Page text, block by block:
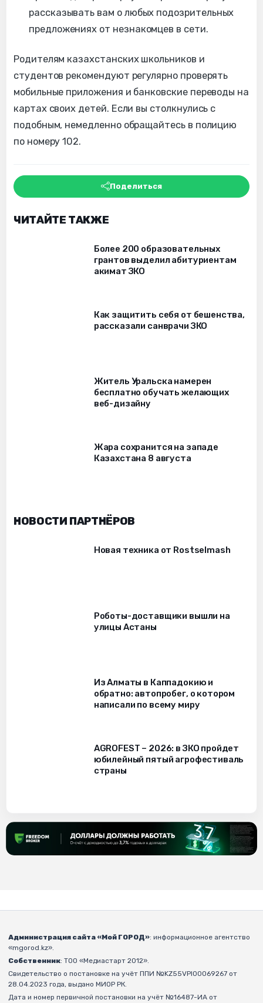
рассказывать вам о любых подозрительных
предложениях от незнакомцев в сети.
Родителям казахстанских школьников и
студентов рекомендуют регулярно проверять
мобильные приложения и банковские переводы на
картах своих детей. Если вы столкнулись с
подобным, немедленно обращайтесь в полицию
по номеру 102.
Поделиться
ЧИТАЙТЕ ТАКЖЕ
Более 200 образовательных
грантов выделил абитуриентам
акимат ЗКО
Как защитить себя от бешенства,
рассказали санврачи ЗКО
Житель Уральска намерен
бесплатно обучать желающих
веб-дизайну
Жара сохранится на западе
Казахстана 8 августа
НОВОСТИ ПАРТНЁРОВ
Новая техника от Rostselmash
Роботы-доставщики вышли на
улицы Астаны
Из Алматы в Каппадокию и
обратно: автопробег, о котором
написали по всему миру
AGROFEST – 2026: в ЗКО пройдет
юбилейный пятый агрофестиваль
страны
Администрация сайта «Мой ГОРОД»: информационное агентство
«mgorod.kz».
Собственник: ТОО «Медиастарт 2012».
Свидетельство о постановке на учёт ППИ №KZ55VPI00069267 от
28.04.2023 года, выдано МИОР РК.
Дата и номер первичной постановки на учёт №16487-ИА от